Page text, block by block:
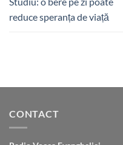
reduce speranța de viață
CONTACT